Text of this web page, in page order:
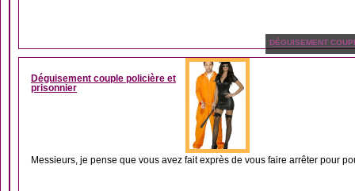
DÉGUISEMENT
Déguisement couple policière et
prisonnier
Messieurs, je pense que vous avez fait exprès de vous faire arrêter pour